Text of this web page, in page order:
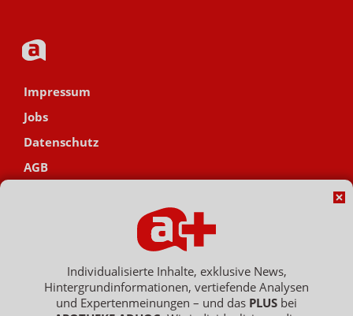
Impressum
Jobs
Datenschutz
AGB
Hinweisgebersystem
Vertrag widerrufen
Copyright © 2007 - 2026 , APOTHEKE ADHOC ist ein Dienst der ELPATO
Individualisierte Inhalte, exklusive News,
Hintergrundinformationen, vertiefende Analysen
und Expertenmeinungen – und das PLUS bei